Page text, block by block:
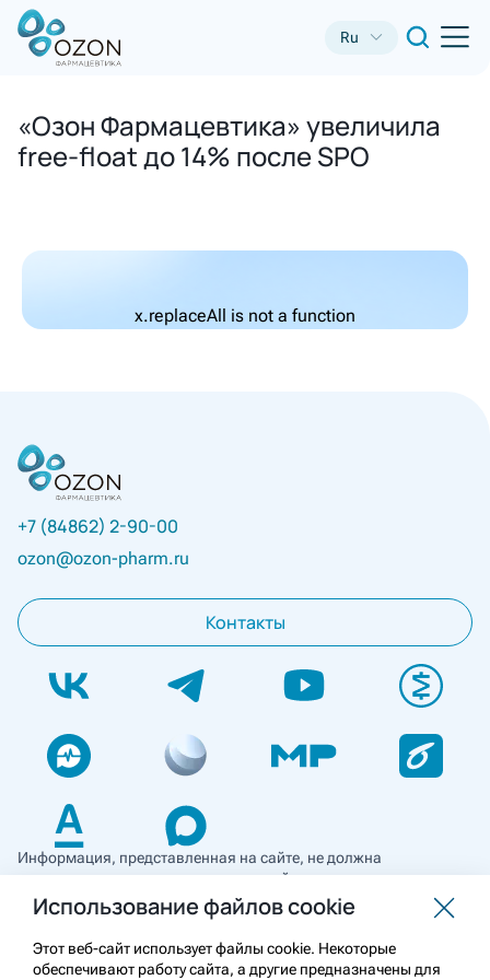
Ru
«Озон Фармацевтика» увеличила
free-float до 14% после SPO
x.replaceAll is not a function
+7 (84862) 2-90-00
ozon@ozon-pharm.ru
Контакты
Информация, представленная на сайте, не должна
использоваться для самостоятельной диагностики и лечения
и не может служить заменой очной консультации врача. Перед
применением необходимо ознакомиться
с противопоказаниями препарата. Информация
о лекарственных средствах рецептурного отпуска
Использование файлов cookie
Этот веб-сайт использует файлы cookie. Некоторые
обеспечивают работу сайта, а другие предназначены для